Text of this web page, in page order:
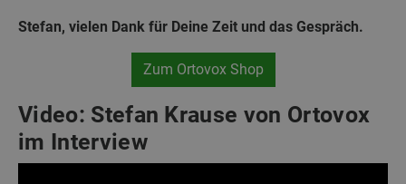
Stefan, vielen Dank für Deine Zeit und das Gespräch.
Zum Ortovox Shop
Video: Stefan Krause von Ortovox
im Interview